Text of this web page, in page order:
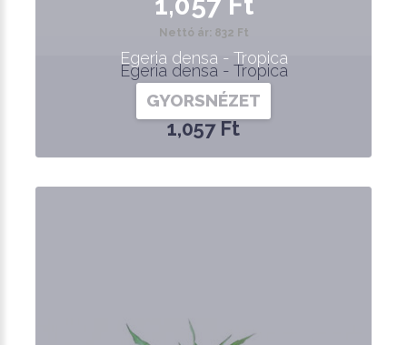
Egeria densa - Tropica
1,057 Ft
Nettó ár: 832 Ft
Egeria densa - Tropica
GYORSNÉZET